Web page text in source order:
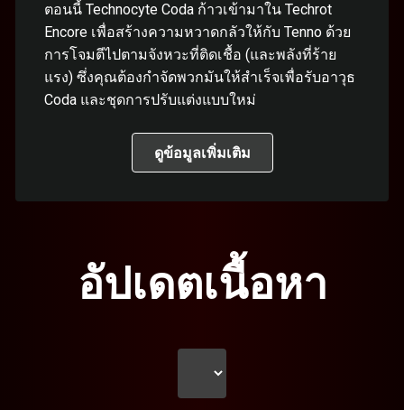
ตอนนี้ Technocyte Coda ก้าวเข้ามาใน Techrot
Encore เพื่อสร้างความหวาดกลัวให้กับ Tenno ด้วย
การโจมตีไปตามจังหวะที่ติดเชื้อ (และพลังที่ร้าย
แรง) ซึ่งคุณต้องกำจัดพวกมันให้สำเร็จเพื่อรับอาวุธ
Coda และชุดการปรับแต่งแบบใหม่
ดูข้อมูลเพิ่มเติม
อัปเดตเนื้อหา